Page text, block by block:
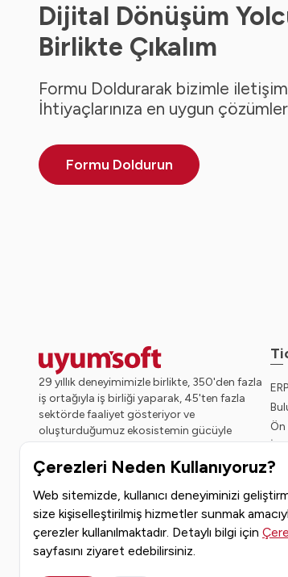
Çerezleri Neden Kullanıyoruz?
Web sitemizde, kullanıcı deneyiminizi
size kişiselleştirilmiş hizmetler sunmak
çerezler kullanılmaktadır. Detaylı bilgi için
sayfasını ziyaret edebilirsiniz.
Dijital Dönüşüm
Birlikte Çıkalım
Formu Doldurarak bizimle
İhtiyaçlarınıza en uygun
Formu Doldurun
29 yıllık deneyimimizle birlikte, 350'den fazla
iş ortağıyla iş birliği yaparak, 45'ten fazla
sektörde faaliyet gösteriyor ve
oluşturduğumuz ekosistemin gücüyle
geleceğe sağlam adımlarla ilerliyoruz.
Ön